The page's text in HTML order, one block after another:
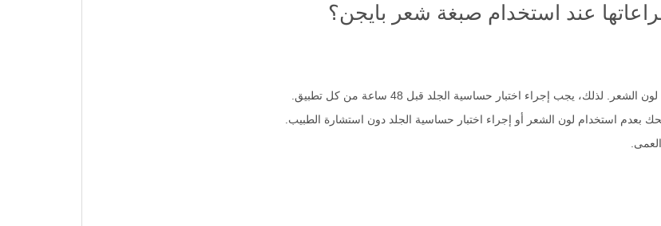
عند استخدام صبغة شعر بايجن؟
يجب إجراء اختبار حساسية الجلد قبل 48 ساعة من كل تطبيق.
استخدام لون الشعر أو إجراء اختبار حساسية الجلد دون استشارة الطبيب.